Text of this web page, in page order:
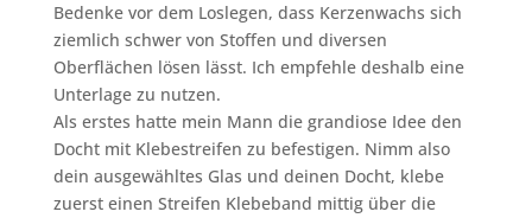
Bedenke vor dem Loslegen, dass Kerzenwachs sich
ziemlich schwer von Stoffen und diversen
Oberflächen lösen lässt. Ich empfehle deshalb eine
Unterlage zu nutzen.
Als erstes hatte mein Mann die grandiose Idee den
Docht mit Klebestreifen zu befestigen. Nimm also
dein ausgewähltes Glas und deinen Docht, klebe
zuerst einen Streifen Klebeband mittig über die